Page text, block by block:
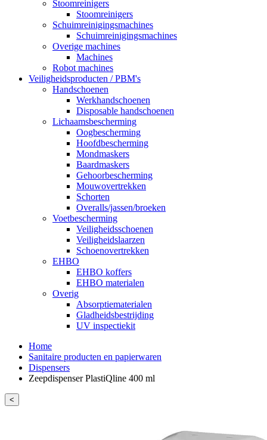
Stoomreinigers
Stoomreinigers
Schuimreinigingsmachines
Schuimreinigingsmachines
Overige machines
Machines
Robot machines
Veiligheidsproducten / PBM's
Handschoenen
Werkhandschoenen
Disposable handschoenen
Lichaamsbescherming
Oogbescherming
Hoofdbescherming
Mondmaskers
Baardmaskers
Gehoorbescherming
Mouwovertrekken
Schorten
Overalls/jassen/broeken
Voetbescherming
Veiligheidsschoenen
Veiligheidslaarzen
Schoenovertrekken
EHBO
EHBO koffers
EHBO materialen
Overig
Absorptiematerialen
Gladheidsbestrijding
UV inspectiekit
Home
Sanitaire producten en papierwaren
Dispensers
Zeepdispenser PlastiQline 400 ml
<